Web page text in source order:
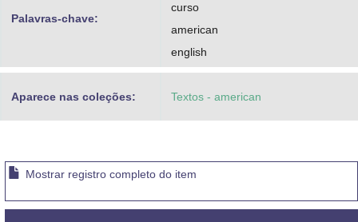
Palavras-chave:
curso
american
english
Aparece nas coleções: Textos - american
Mostrar registro completo do item